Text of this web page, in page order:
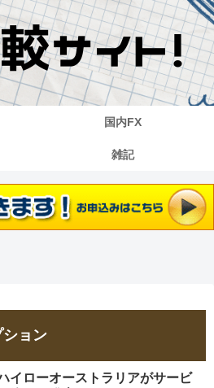
国内FX
雑記
ョン
イローオーストラリアがサービ